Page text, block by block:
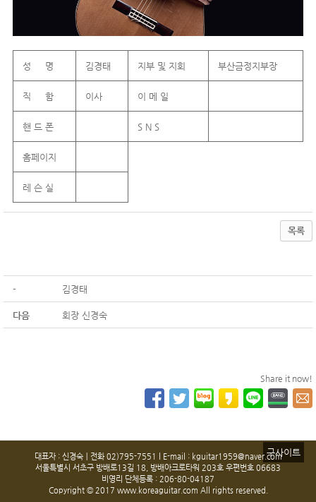
성 명 김경태 지부 및 지회 부산금정지부장
직 함 이사 이 메 일
핸 드 폰 S N S
홈페이지
레 슨 실
목록
- 김경태
다음 회장 신경숙
Share it now!
구사이트
대표자 : 신경숙ㅣ전화 02)795-7551 l E-mail : kguitar1959@naver.com
서울특별시 서초구 방배로13길 18, 방배아크로타워 203호 우편번호 06683
비영리 단체등록 : 206-80-04187
Copyright © 2017 www.koreaguitar.com All rights reserved.